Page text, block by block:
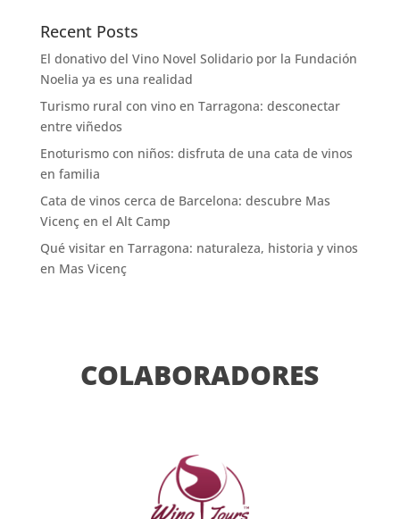
Recent Posts
El donativo del Vino Novel Solidario por la Fundación
Noelia ya es una realidad
Turismo rural con vino en Tarragona: desconectar
entre viñedos
Enoturismo con niños: disfruta de una cata de vinos
en familia
Cata de vinos cerca de Barcelona: descubre Mas
Vicenç en el Alt Camp
Qué visitar en Tarragona: naturaleza, historia y vinos
en Mas Vicenç
COLABORADORES